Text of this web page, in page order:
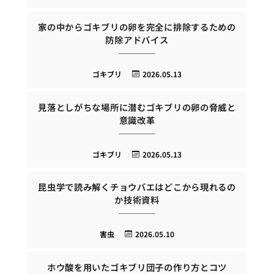
家の中からゴキブリの卵を完全に排除するための
防除アドバイス
2026.05.13
ゴキブリ
見落としがちな場所に潜むゴキブリの卵の脅威と
意識改革
2026.05.13
ゴキブリ
昆虫学で読み解くチョウバエはどこから現れるの
か技術資料
2026.05.10
害虫
ホウ酸を用いたゴキブリ団子の作り方とコツ